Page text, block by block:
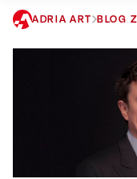
ADRIA ART BLOG